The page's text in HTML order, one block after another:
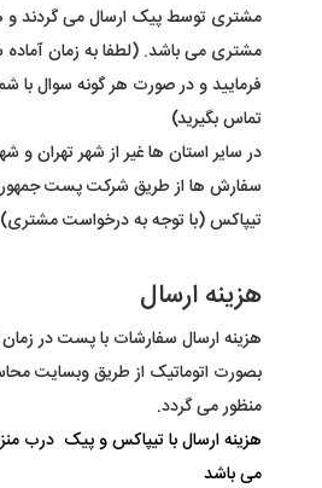
مشتری توسط پیک ارسال می گردند و
مشتری می باشد. (لطفا به زمان
تماس بگیرید)
در سایر استان ها غیر از شهر تهران و
سفارش ها از طریق شرکت پست
تیپاکس (با توجه به درخواست
هزینه ارسال
هزینه ارسال سفارشات با پست در
بصورت اتوماتیک از طریق وبسایت
منظور می گردد.
هزینه ارسال با تیپاکس و پیک درب
می باشد